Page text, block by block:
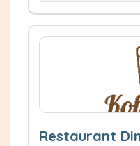
Restaurant